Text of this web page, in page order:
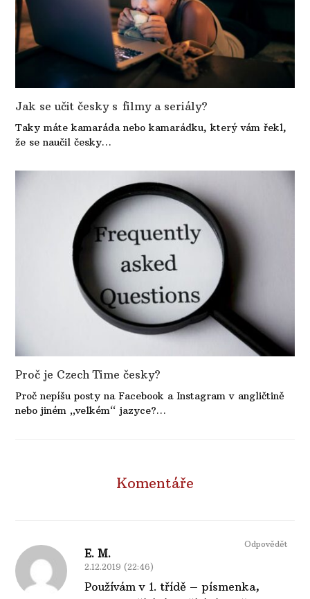
Jak se učit česky s filmy a seriály?
Taky máte kamaráda nebo kamarádku, který vám řekl,
že se naučil česky…
Proč je Czech Time česky?
Proč nepíšu posty na Facebook a Instagram v angličtině
nebo jiném „velkém“ jazyce?…
Komentáře
E. M.
2.12.2019 (22:46)
Používám v 1. třídě – písmenka,
Odpovědět